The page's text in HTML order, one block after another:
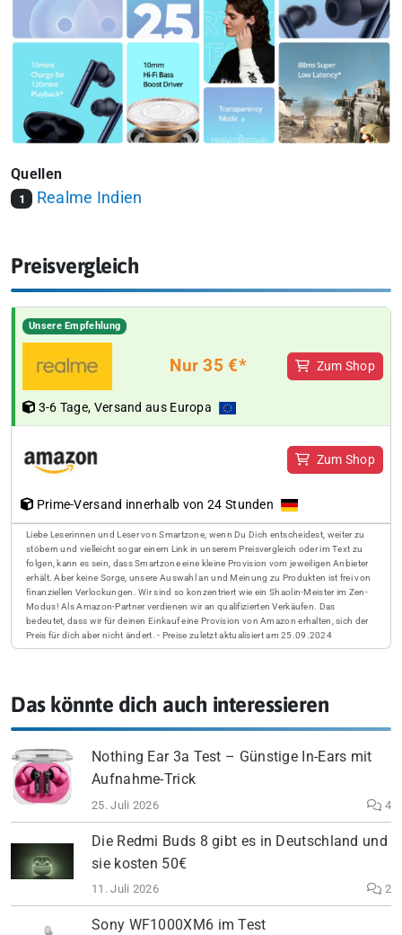
Quellen
1 Realme Indien
Preisvergleich
Unsere Empfehlung
Nur 35 €* Zum Shop
3-6 Tage, Versand aus Europa
Zum Shop
Prime-Versand innerhalb von 24 Stunden
Liebe Leserinnen und Leser von Smartzone, wenn Du Dich entscheidest, weiter zu
stöbern und vielleicht sogar einem Link in unserem Preisvergleich oder im Text zu
folgen, kann es sein, dass Smartzone eine kleine Provision vom jeweiligen Anbieter
erhält. Aber keine Sorge, unsere Auswahl an und Meinung zu Produkten ist frei von
finanziellen Verlockungen. Wir sind so konzentriert wie ein Shaolin-Meister im Zen-
Modus! Als Amazon-Partner verdienen wir an qualifizierten Verkäufen. Das
bedeutet, dass wir für deinen Einkauf eine Provision von Amazon erhalten, sich der
Preis für dich aber nicht ändert. - Preise zuletzt aktualisiert am 25.09.2024
Das könnte dich auch interessieren
Nothing Ear 3a Test – Günstige In-Ears mit
Aufnahme-Trick
25. Juli 2026 4
Die Redmi Buds 8 gibt es in Deutschland und
sie kosten 50€
11. Juli 2026 2
Sony WF1000XM6 im Test